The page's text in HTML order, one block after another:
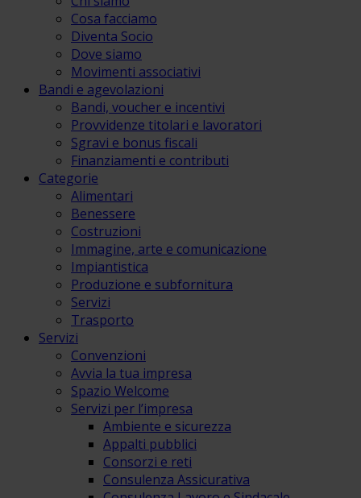
Cosa facciamo
Diventa Socio
Dove siamo
Movimenti associativi
Bandi e agevolazioni
Bandi, voucher e incentivi
Provvidenze titolari e lavoratori
Sgravi e bonus fiscali
Finanziamenti e contributi
Categorie
Alimentari
Benessere
Costruzioni
Immagine, arte e comunicazione
Impiantistica
Produzione e subfornitura
Servizi
Trasporto
Servizi
Convenzioni
Avvia la tua impresa
Spazio Welcome
Servizi per l’impresa
Ambiente e sicurezza
Appalti pubblici
Consorzi e reti
Consulenza Assicurativa